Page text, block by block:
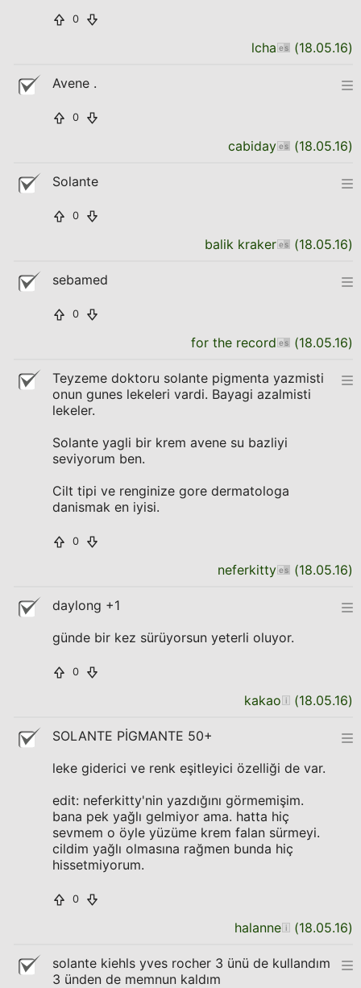
0
lcha (18.05.16)
Avene .
0
cabiday (18.05.16)
Solante
0
balik kraker (18.05.16)
sebamed
0
for the record (18.05.16)
Teyzeme doktoru solante pigmenta yazmisti
onun gunes lekeleri vardi. Bayagi azalmisti
lekeler.
Solante yagli bir krem avene su bazliyi
seviyorum ben.
Cilt tipi ve renginize gore dermatologa
danismak en iyisi.
0
neferkitty (18.05.16)
daylong +1
günde bir kez sürüyorsun yeterli oluyor.
0
kakao (18.05.16)
SOLANTE PİGMANTE 50+
leke giderici ve renk eşitleyici özelliği de var.
edit: neferkitty'nin yazdığını görmemişim.
bana pek yağlı gelmiyor ama. hatta hiç
sevmem o öyle yüzüme krem falan sürmeyi.
cildim yağlı olmasına rağmen bunda hiç
hissetmiyorum.
0
halanne (18.05.16)
solante kiehls yves rocher 3 ünü de kullandım
3 ünden de memnun kaldım